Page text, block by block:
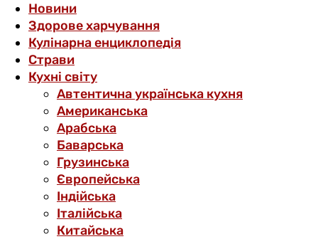
Новини
Здорове харчування
Кулінарна енциклопедія
Страви
Кухні світу
Автентична українська кухня
Американська
Арабська
Баварська
Грузинська
Європейська
Індійська
Італійська
Китайська